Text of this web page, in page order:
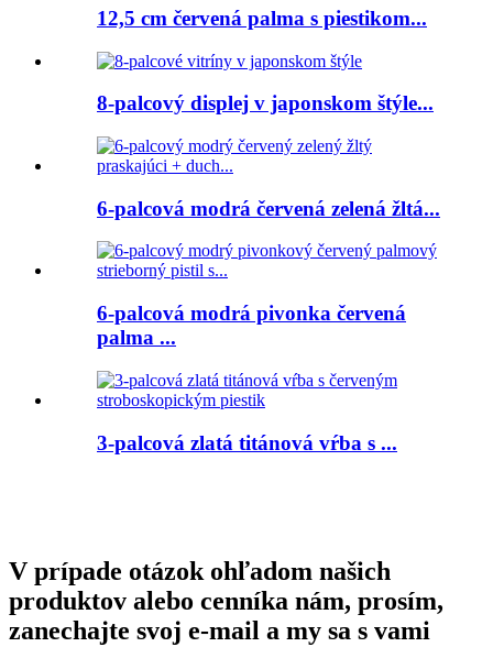
12,5 cm červená palma s piestikom...
8-palcový displej v japonskom štýle...
6-palcová modrá červená zelená žltá...
6-palcová modrá pivonka červená
palma ...
3-palcová zlatá titánová vŕba s ...
V prípade otázok ohľadom našich
produktov alebo cenníka nám, prosím,
zanechajte svoj e-mail a my sa s vami